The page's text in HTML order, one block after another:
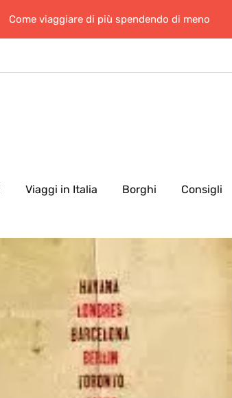
Come viaggiare di più spendendo di meno
Viaggi in Italia Borghi Consigli